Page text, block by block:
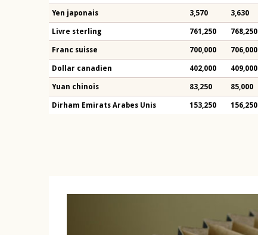
Yen japonais 3,570 3,630
Livre sterling 761,250 768,250
Franc suisse 700,000 706,000
Dollar canadien 402,000 409,000
Yuan chinois 83,250 85,000
Dirham Emirats Arabes Unis 153,250 156,250